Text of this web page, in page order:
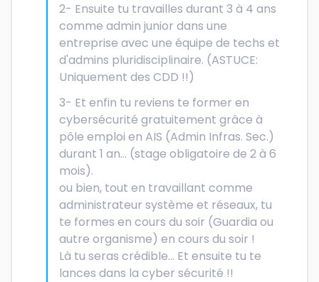
2- Ensuite tu travailles durant 3 à 4 ans
comme admin junior dans une
entreprise avec une équipe de techs et
d'admins pluridisciplinaire. (ASTUCE:
Uniquement des CDD !!)
3- Et enfin tu reviens te former en
cybersécurité gratuitement grâce à
pôle emploi en AIS (Admin Infras. Sec.)
durant 1 an... (stage obligatoire de 2 à 6
mois).
ou bien, tout en travaillant comme
administrateur système et réseaux, tu
te formes en cours du soir (Guardia ou
autre organisme) en cours du soir !
Là tu seras crédible... Et ensuite tu te
lances dans la cyber sécurité !!